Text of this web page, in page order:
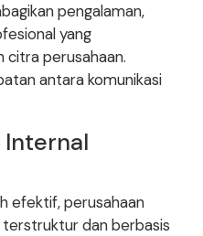
pengalaman,
yang
citra perusahaan.
antara komunikasi
Internal
efektif, perusahaan
dan berbasis